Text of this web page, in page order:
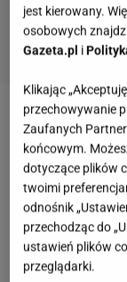
Zobacz wideo
by rozpocząć
Buty Puma są
klientów.
kosztów
jest kierowany.
osobowych
Gazeta.pl i
Klikając
przechowywanie
Zaufanych
końcowym.
dotyczące plików
twoimi
odnośnik
przechodząc do
ustawień plików
przeglądarki.